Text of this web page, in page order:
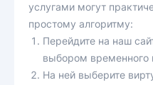
услугами могут
простому алгоритму:
Перейдите на наш
выбором временного
На ней выберите